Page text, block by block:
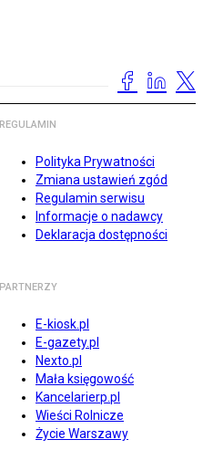
REGULAMIN
Polityka Prywatności
Zmiana ustawień zgód
Regulamin serwisu
Informacje o nadawcy
Deklaracja dostępności
PARTNERZY
E-kiosk.pl
E-gazety.pl
Nexto.pl
Mała księgowość
Kancelarierp.pl
Wieści Rolnicze
Życie Warszawy